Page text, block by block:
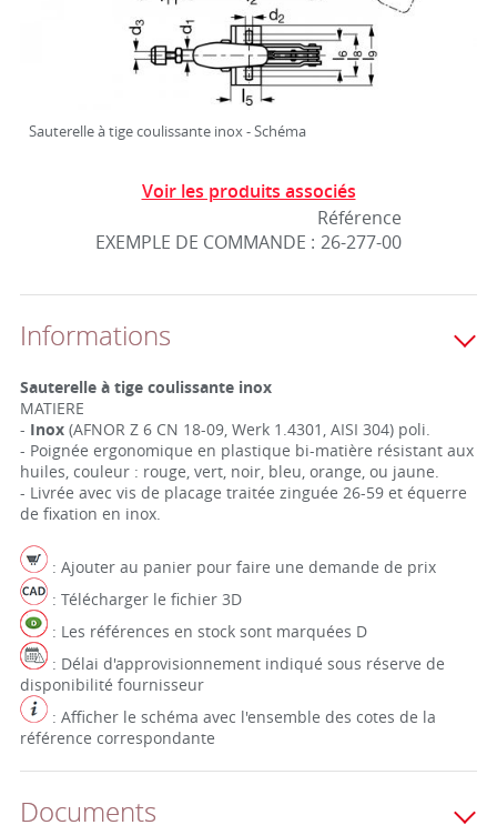
Sauterelle à tige coulissante inox - Schéma
Voir les produits associés
EXEMPLE DE COMMANDE :
Référence
26-277-00
Informations
Sauterelle à tige coulissante inox
MATIERE
- Inox(AFNOR Z 6 CN 18-09, Werk 1.4301, AISI 304) poli.
- Poignée ergonomique en plastique bi-matière résistant aux
huiles, couleur : rouge, vert, noir, bleu, orange, ou jaune.
- Livrée avec vis de placage traitée zinguée 26-59 et équerre
de fixation en inox.
: Ajouter au panier pour faire une demande de prix
: Télécharger le fichier 3D
: Les références en stock sont marquées D
: Délai d'approvisionnement indiqué sous réserve de
disponibilité fournisseur
: Afficher le schéma avec l'ensemble des cotes de la
référence correspondante
Documents